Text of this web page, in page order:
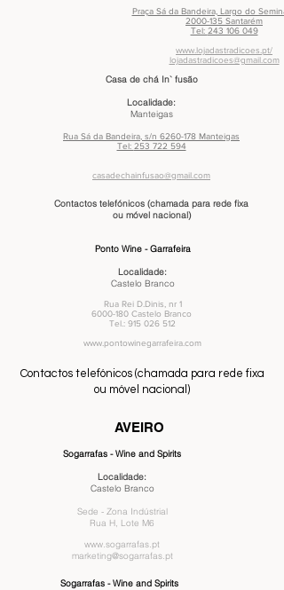
Praça Sá da Bandeira, Largo do
2000-135 Santarém
Tel: 243 106 049
www.lojadastradicoes.pt/
lojadastradicoes@gmail.com
Casa de chá In` fusão
Localidade:
Manteigas
Rua Sá da Bandeira, s/n 6260-178 Manteigas
Tel: 253 722 594
casadechainfusao@gmail.com
Contactos telefónicos (chamada para rede fixa
ou móvel nacional)
Ponto Wine - Garrafeira
Localidade:
Castelo Branco
Rua Rei D.Dinis, nr 1
6000-180Castelo Branco
Tel.: 915 026 512
www.pontowinegarrafeira.com
Contactos telefónicos (chamada para rede fixa
ou móvel nacional)
AVEIRO
Sogarrafas - Wine and Spirits
Localidade:
Castelo Branco
Sede - Zona Indústrial
Rua H, Lote M6
www.sogarrafas.pt
marketing@sogarrafas.pt
Sogarrafas - Wine and Spirits